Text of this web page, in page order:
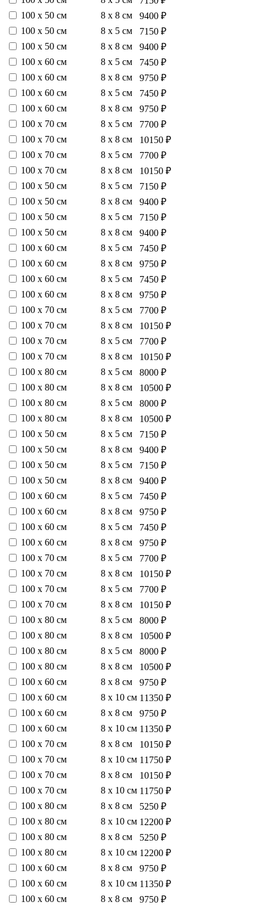
100 х 50 см
8 х 8 см
9400 ₽
100 х 50 см
8 х 5 см
7150 ₽
100 х 50 см
8 х 8 см
9400 ₽
100 х 60 см
8 х 5 см
7450 ₽
100 х 60 см
8 х 8 см
9750 ₽
100 х 60 см
8 х 5 см
7450 ₽
100 х 60 см
8 х 8 см
9750 ₽
100 х 70 см
8 х 5 см
7700 ₽
100 х 70 см
8 х 8 см
10150 ₽
100 х 70 см
8 х 5 см
7700 ₽
100 х 70 см
8 х 8 см
10150 ₽
100 х 50 см
8 х 5 см
7150 ₽
100 х 50 см
8 х 8 см
9400 ₽
100 х 50 см
8 х 5 см
7150 ₽
100 х 50 см
8 х 8 см
9400 ₽
100 х 60 см
8 х 5 см
7450 ₽
100 х 60 см
8 х 8 см
9750 ₽
100 х 60 см
8 х 5 см
7450 ₽
100 х 60 см
8 х 8 см
9750 ₽
100 х 70 см
8 х 5 см
7700 ₽
100 х 70 см
8 х 8 см
10150 ₽
100 х 70 см
8 х 5 см
7700 ₽
100 х 70 см
8 х 8 см
10150 ₽
100 х 80 см
8 х 5 см
8000 ₽
100 х 80 см
8 х 8 см
10500 ₽
100 х 80 см
8 х 5 см
8000 ₽
100 х 80 см
8 х 8 см
10500 ₽
100 х 50 см
8 х 5 см
7150 ₽
100 х 50 см
8 х 8 см
9400 ₽
100 х 50 см
8 х 5 см
7150 ₽
100 х 50 см
8 х 8 см
9400 ₽
100 х 60 см
8 х 5 см
7450 ₽
100 х 60 см
8 х 8 см
9750 ₽
100 х 60 см
8 х 5 см
7450 ₽
100 х 60 см
8 х 8 см
9750 ₽
100 х 70 см
8 х 5 см
7700 ₽
100 х 70 см
8 х 8 см
10150 ₽
100 х 70 см
8 х 5 см
7700 ₽
100 х 70 см
8 х 8 см
10150 ₽
100 х 80 см
8 х 5 см
8000 ₽
100 х 80 см
8 х 8 см
10500 ₽
100 х 80 см
8 х 5 см
8000 ₽
100 х 80 см
8 х 8 см
10500 ₽
100 х 60 см
8 х 8 см
9750 ₽
100 х 60 см
8 х 10 см 11350 ₽
100 х 60 см
8 х 8 см
9750 ₽
100 х 60 см
8 х 10 см 11350 ₽
100 х 70 см
8 х 8 см
10150 ₽
100 х 70 см
8 х 10 см 11750 ₽
100 х 70 см
8 х 8 см
10150 ₽
100 х 70 см
8 х 10 см 11750 ₽
100 х 80 см
8 х 8 см
5250 ₽
100 х 80 см
8 х 10 см 12200 ₽
100 х 80 см
8 х 8 см
5250 ₽
100 х 80 см
8 х 10 см 12200 ₽
100 х 60 см
8 х 8 см
9750 ₽
100 х 60 см
8 х 10 см 11350 ₽
100 х 60 см
8 х 8 см
9750 ₽